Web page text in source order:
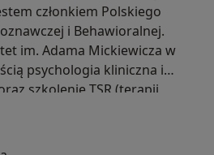
członkiem Polskiego
i Behawioralnej.
im. Adama Mickiewicza w
psychologia kliniczna i
szkolenie TSR (terapii
Stale poszerzam
w licznych kursach i
pomoc na najwyższym